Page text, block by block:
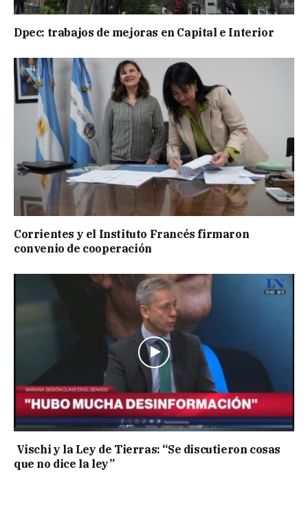
Dpec: trabajos de mejoras en Capital e Interior
Corrientes y el Instituto Francés firmaron
convenio de cooperación
Vischi y la Ley de Tierras: “Se discutieron cosas
que no dice la ley”